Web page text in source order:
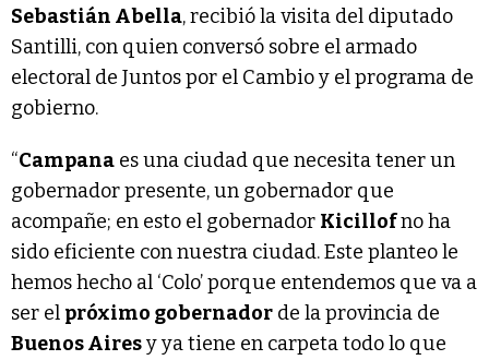
Sebastián Abella, recibió la visita del diputado
Santilli, con quien conversó sobre el armado
electoral de Juntos por el Cambio y el programa de
gobierno.
“Campana es una ciudad que necesita tener un
gobernador presente, un gobernador que
acompañe; en esto el gobernador Kicillofno ha
sido eficiente con nuestra ciudad. Este planteo le
hemos hecho al ‘Colo’ porque entendemos que va a
ser el próximo gobernador de la provincia de
Buenos Airesy ya tiene en carpeta todo lo que